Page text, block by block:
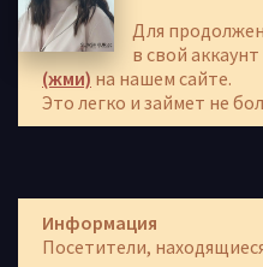
Для
в свой
(жми) на нашем сайте.
Это легко и займет не
Информация
Посетители,